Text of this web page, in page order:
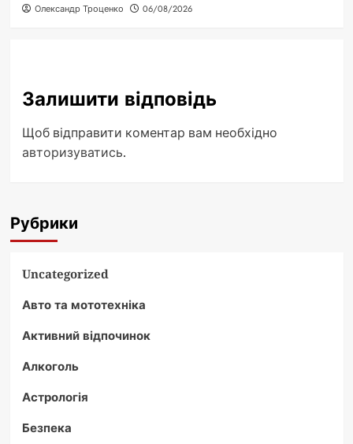
Олександр Троценко 06/08/2026
Залишити відповідь
Щоб відправити коментар вам необхідно
авторизуватись.
Рубрики
Uncategorized
Авто та мототехніка
Активний відпочинок
Алкоголь
Астрологія
Безпека